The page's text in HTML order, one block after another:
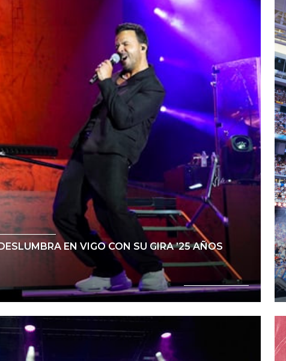
EN VIGO CON SU GIRA ’25 AÑOS